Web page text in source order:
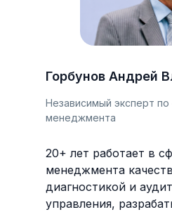
Горбунов Андрей
Независимый эксперт
менеджмента
20+ лет работает в
менеджмента
диагностикой и
управления,